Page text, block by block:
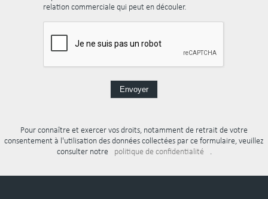
relation commerciale qui peut en découler.
Pour connaître et exercer vos droits, notamment de retrait de votre
consentement à l'utilisation des données collectées par ce formulaire, veuillez
consulter notre
politique de confidentialité .